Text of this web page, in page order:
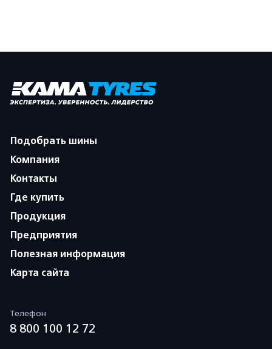
Подобрать шины
Компания
Контакты
Где купить
Продукция
Предприятия
Полезная информация
Карта сайта
Телефон
8 800 100 12 72